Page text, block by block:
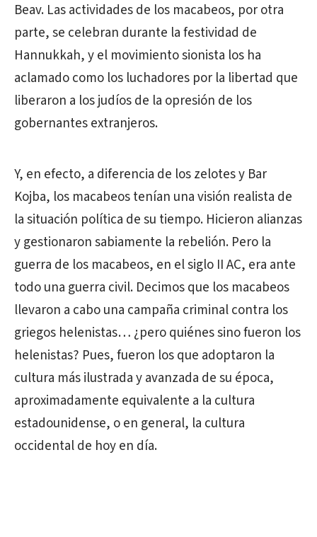
Beav. Las actividades de los macabeos, por otra
parte, se celebran durante la festividad de
Hannukkah, y el movimiento sionista los ha
aclamado como los luchadores por la libertad que
liberaron a los judíos de la opresión de los
gobernantes extranjeros.
Y, en efecto, a diferencia de los zelotes y Bar
Kojba, los macabeos tenían una visión realista de
la situación política de su tiempo. Hicieron alianzas
y gestionaron sabiamente la rebelión. Pero la
guerra de los macabeos, en el siglo II AC, era ante
todo una guerra civil. Decimos que los macabeos
llevaron a cabo una campaña criminal contra los
griegos helenistas… ¿pero quiénes sino fueron los
helenistas? Pues, fueron los que adoptaron la
cultura más ilustrada y avanzada de su época,
aproximadamente equivalente a la cultura
estadounidense, o en general, la cultura
occidental de hoy en día.